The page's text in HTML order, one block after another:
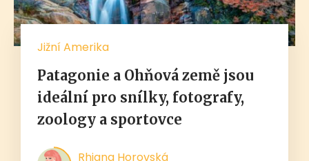
Jižní Amerika
Patagonie a Ohňová země jsou
ideální pro snílky, fotografy,
zoology a sportovce
Rhiana Horovská